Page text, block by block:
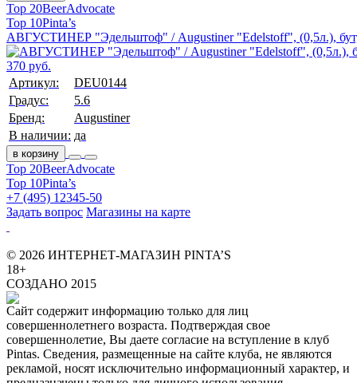
Top 20BeerAdvocate
Top 10Pinta’s
АВГУСТИНЕР "Эдельштоф" / Augustiner "Edelstoff", (0,5л.), бут,
370 руб.
Артикул:
DEU0144
Градус:
5.6
Бренд:
Augustiner
В наличии: да
в корзину
Top 20BeerAdvocate
Top 10Pinta’s
+7 (495) 12345-50
Задать вопрос Магазины на карте
© 2026 ИНТЕРНЕТ-МАГАЗИН PINTA’S
18+
СОЗДАНО 2015
Сайт содержит информацию только для лиц
совершеннолетнего возраста. Подтверждая свое
совершеннолетие, Вы даете согласие на вступление в клуб
Pintas. Сведения, размещенные на сайте клуба, не являются
рекламой, носят исключительно информационный характер, и